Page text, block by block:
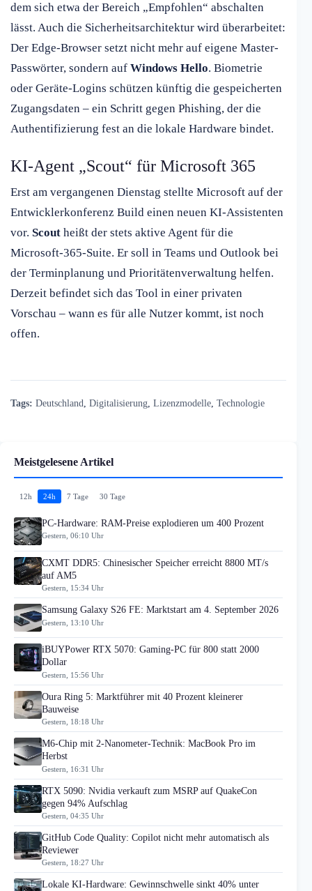
dem sich etwa der Bereich „Empfohlen“ abschalten
lässt. Auch die Sicherheitsarchitektur wird überarbeitet:
Der Edge-Browser setzt nicht mehr auf eigene Master-
Passwörter, sondern auf Windows Hello. Biometrie
oder Geräte-Logins schützen künftig die gespeicherten
Zugangsdaten – ein Schritt gegen Phishing, der die
Authentifizierung fest an die lokale Hardware bindet.
KI-Agent „Scout“ für Microsoft 365
Erst am vergangenen Dienstag stellte Microsoft auf der
Entwicklerkonferenz Build einen neuen KI-Assistenten
vor. Scout heißt der stets aktive Agent für die
Microsoft-365-Suite. Er soll in Teams und Outlook bei
der Terminplanung und Prioritätenverwaltung helfen.
Derzeit befindet sich das Tool in einer privaten
Vorschau – wann es für alle Nutzer kommt, ist noch
offen.
Tags: Deutschland Digitalisierung Lizenzmodelle Technologie
Meistgelesene Artikel
12h 24h 7 Tage 30 Tage
PC-Hardware: RAM-Preise explodieren um 400 Prozent
Gestern, 06:10 Uhr
CXMT DDR5: Chinesischer Speicher erreicht 8800 MT/s
auf AM5
Gestern, 15:34 Uhr
Samsung Galaxy S26 FE: Marktstart am 4. September 2026
Gestern, 13:10 Uhr
iBUYPower RTX 5070: Gaming-PC für 800 statt 2000
Dollar
Gestern, 15:56 Uhr
Oura Ring 5: Marktführer mit 40 Prozent kleinerer
Bauweise
Gestern, 18:18 Uhr
M6-Chip mit 2-Nanometer-Technik: MacBook Pro im
Herbst
Gestern, 16:31 Uhr
RTX 5090: Nvidia verkauft zum MSRP auf QuakeCon
gegen 94% Aufschlag
Gestern, 04:35 Uhr
GitHub Code Quality: Copilot nicht mehr automatisch als
Reviewer
Gestern, 18:27 Uhr
Lokale KI-Hardware: Gewinnschwelle sinkt 40% unter